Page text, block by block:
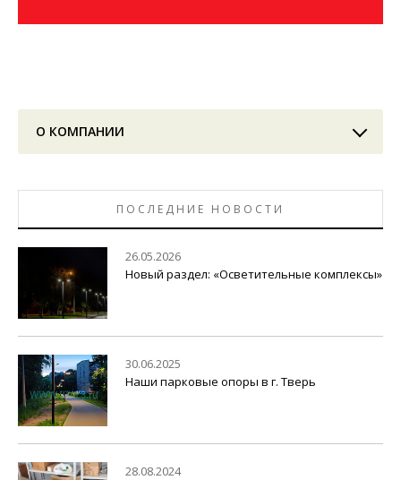
О КОМПАНИИ
ПОСЛЕДНИЕ НОВОСТИ
26.05.2026
Новый раздел: «Осветительные комплексы»
30.06.2025
Наши парковые опоры в г. Тверь
28.08.2024